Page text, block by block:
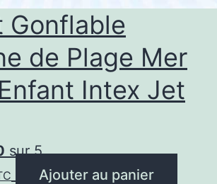
Gonflable
de Plage Mer
Intex Jet
sur 5
Ajouter au panier